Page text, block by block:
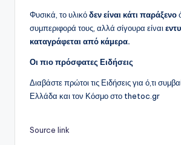
Φυσικά, το υλικόδεν είναι κάτι παράξενο
συμπεριφορά τους, αλλά σίγουρα είναι
καταγράφεται από κάμερα.
Οι πιο πρόσφατες Ειδήσεις
Διαβάστε πρώτοι τις Ειδήσεις για ό,τι
Ελλάδα και τον Κόσμο στο thetoc.gr
Source link